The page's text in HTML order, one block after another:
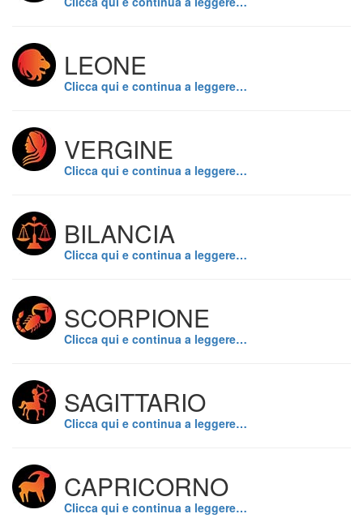
LEONE
Clicca qui e continua a leggere…
VERGINE
Clicca qui e continua a leggere…
BILANCIA
Clicca qui e continua a leggere…
SCORPIONE
Clicca qui e continua a leggere…
SAGITTARIO
Clicca qui e continua a leggere…
CAPRICORNO
Clicca qui e continua a leggere…